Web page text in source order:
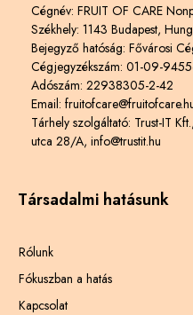
Cégnév: FRUIT OF CARE
Székhely: 1143 Budapest,
Bejegyző hatóság: Fővárosi
Cégjegyzékszám: 01-09-
Adószám: 22938305-2-42
Email:
Tárhely szolgáltató: Trust-IT
utca 28/A, info@trustit.hu
Társadalmi hatásunk
Rólunk
Fókuszban a hatás
Kapcsolat